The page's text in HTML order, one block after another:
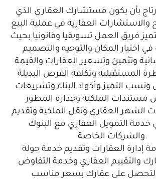
بأن يكون مستشارك العقاري الذي
والاستشارات العقارية في عملية البيع
فريق العمل تسويقيا وقانونيا بحيث
في اختيار المكان والتوجيه والتصميم
وتثمين وتسعير العقارات والقيمة
المستقبلية وتكلفة الفرص البديلة
التميز وأكواد البناء وتشريعات
مستندات الملكية وجدارة المطور
الشهر العقاري ونقل الملكية وتقديم
خدمة التمويل العقاري مع البنوك
والشركات الخاصة.
إدارة العقارات وتقديم خدمة جولة
والتقييم العقاري وخدمة التفاوض